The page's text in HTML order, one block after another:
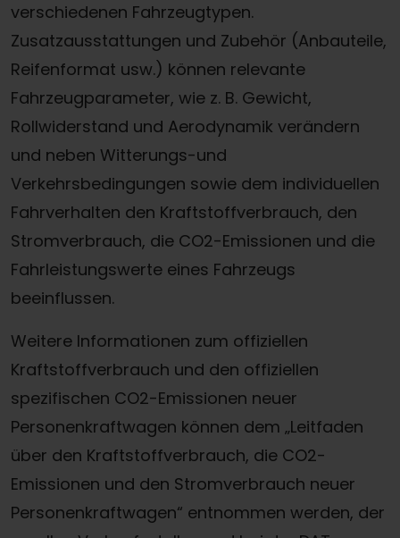
verschiedenen Fahrzeugtypen.
Zusatzausstattungen und Zubehör (Anbauteile,
Reifenformat usw.) können relevante
Fahrzeugparameter, wie z. B. Gewicht,
Rollwiderstand und Aerodynamik verändern
und neben Witterungs-und
Verkehrsbedingungen sowie dem individuellen
Fahrverhalten den Kraftstoffverbrauch, den
Stromverbrauch, die CO2-Emissionen und die
Fahrleistungswerte eines Fahrzeugs
beeinflussen.
Weitere Informationen zum offiziellen
Kraftstoffverbrauch und den offiziellen
spezifischen CO2-Emissionen neuer
Personenkraftwagen können dem „Leitfaden
über den Kraftstoffverbrauch, die CO2-
Emissionen und den Stromverbrauch neuer
Personenkraftwagen“ entnommen werden, der